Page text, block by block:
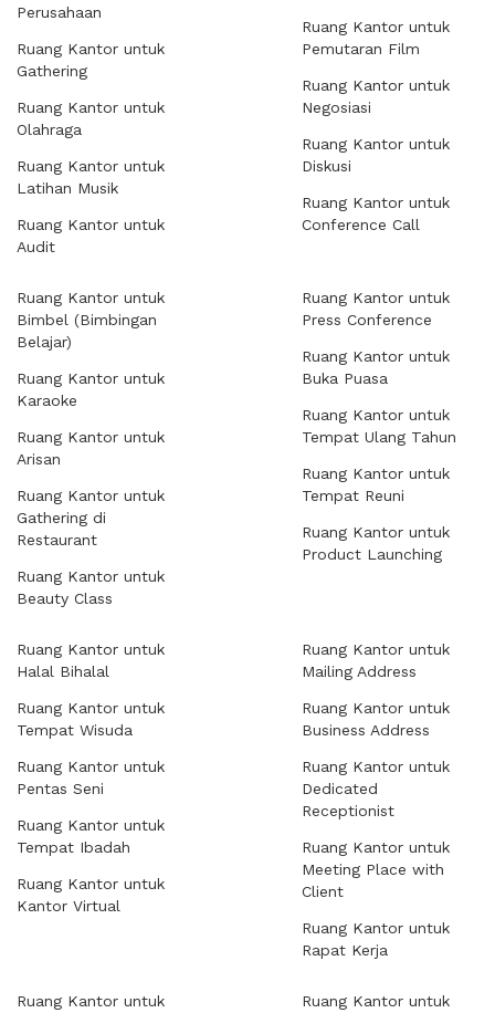
Perusahaan
Ruang Kantor untuk
Gathering
Ruang Kantor untuk
Olahraga
Ruang Kantor untuk
Latihan Musik
Ruang Kantor untuk
Audit
Ruang Kantor untuk
Pemutaran Film
Ruang Kantor untuk
Negosiasi
Ruang Kantor untuk
Diskusi
Ruang Kantor untuk
Conference Call
Ruang Kantor untuk
Bimbel (Bimbingan
Belajar)
Ruang Kantor untuk
Karaoke
Ruang Kantor untuk
Arisan
Ruang Kantor untuk
Gathering di
Restaurant
Ruang Kantor untuk
Beauty Class
Ruang Kantor untuk
Press Conference
Ruang Kantor untuk
Buka Puasa
Ruang Kantor untuk
Tempat Ulang Tahun
Ruang Kantor untuk
Tempat Reuni
Ruang Kantor untuk
Product Launching
Ruang Kantor untuk
Halal Bihalal
Ruang Kantor untuk
Tempat Wisuda
Ruang Kantor untuk
Pentas Seni
Ruang Kantor untuk
Tempat Ibadah
Ruang Kantor untuk
Kantor Virtual
Ruang Kantor untuk
Mailing Address
Ruang Kantor untuk
Business Address
Ruang Kantor untuk
Dedicated
Receptionist
Ruang Kantor untuk
Meeting Place with
Client
Ruang Kantor untuk
Rapat Kerja
Ruang Kantor untuk
Ruang Kantor untuk